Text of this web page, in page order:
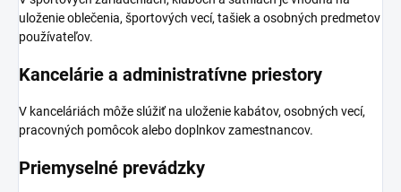
uloženie oblečenia, športových vecí, tašiek a osobných predmetov
používateľov.
Kancelárie a administratívne priestory
V kanceláriách môže slúžiť na uloženie kabátov, osobných vecí,
pracovných pomôcok alebo doplnkov zamestnancov.
Priemyselné prevádzky